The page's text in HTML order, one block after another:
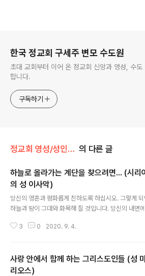
한국 정교회 구세주 변모 수도원
초대 교회부터 이어 온 정교회 신앙과 영성, 수도
합니다.
구독하기
정교회 영성/성인의 가르침 의 다른 글
하늘로 올라가는 계단을 찾으려면... (시리
의 성 이사악)
당신의 영혼과 평화롭게 친하도록 하십시오. 그렇게 되
하늘과 땅이 그대와 화목해 질 것입니다. 당신의 내면
것들을 보게 될 것입니다. 그곳에 들어가는 입구는 하나
로 깊이 잠수해 들어 가십시오. 그러면 하늘로 올라가
단을 발견할 것입니다.
3 0 2020. 9. 4.
사랑 안에서 함께 하는 그리스도인들 (성
리오스)